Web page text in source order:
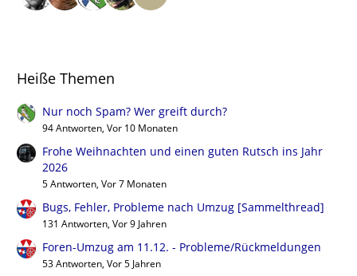
Heiße Themen
Nur noch Spam? Wer greift durch?
94 Antworten, Vor 10 Monaten
Frohe Weihnachten und einen guten Rutsch ins Jahr
2026
5 Antworten, Vor 7 Monaten
Bugs, Fehler, Probleme nach Umzug [Sammelthread]
131 Antworten, Vor 9 Jahren
Foren-Umzug am 11.12. - Probleme/Rückmeldungen
53 Antworten, Vor 5 Jahren